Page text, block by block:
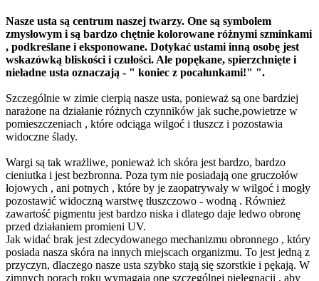
Nasze usta są centrum naszej twarzy. One są symbolem
zmysłowym i są bardzo chętnie kolorowane różnymi szminkami
, podkreślane i eksponowane. Dotykać ustami inną osobę jest
wskazówką bliskości i czułości. Ale popękane, spierzchnięte i
nieładne usta oznaczają - " koniec z pocałunkami!" ".
Szczególnie w zimie cierpią nasze usta, ponieważ są one bardziej
narażone na działanie różnych czynników jak suche,powietrze w
pomieszczeniach , które odciąga wilgoć i tłuszcz i pozostawia
widoczne ślady.
Wargi są tak wrażliwe, ponieważ ich skóra jest bardzo, bardzo
cieniutka i jest bezbronna. Poza tym nie posiadają one gruczołów
łojowych , ani potnych , które by je zaopatrywały w wilgoć i mogły
pozostawić widoczną warstwę tłuszczowo - wodną . Również
zawartość pigmentu jest bardzo niska i dlatego daje ledwo obronę
przed działaniem promieni UV.
Jak widać brak jest zdecydowanego mechanizmu obronnego , który
posiada nasza skóra na innych miejscach organizmu. To jest jedną z
przyczyn, dlaczego nasze usta szybko stają się szorstkie i pękają. W
zimnych porach roku wymagają one szczególnej pielęgnacji , aby